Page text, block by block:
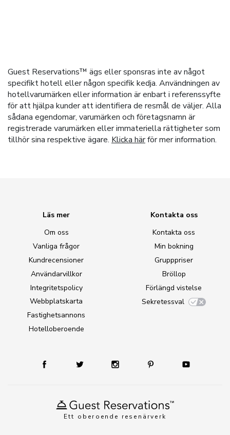
Guest Reservations™ ägs eller sponsras inte av något
specifikt hotell eller någon specifik kedja. Användningen av
hotellvarumärken eller information är enbart i referenssyfte
för att hjälpa kunder att identifiera de resmål de väljer. Alla
sådana egendomar, varumärken och företagsnamn är
registrerade varumärken eller immateriella rättigheter som
tillhör sina respektive ägare. Klicka härför mer information.
Ett oberoende resenärverk
Läs mer
Om oss
Vanliga frågor
Kundrecensioner
Användarvillkor
Integritetspolicy
Webbplatskarta
Fastighetsannons
Hotelloberoende
Kontakta oss
Kontakta oss
Min bokning
Grupppriser
Bröllop
Förlängd vistelse
Sekretessval